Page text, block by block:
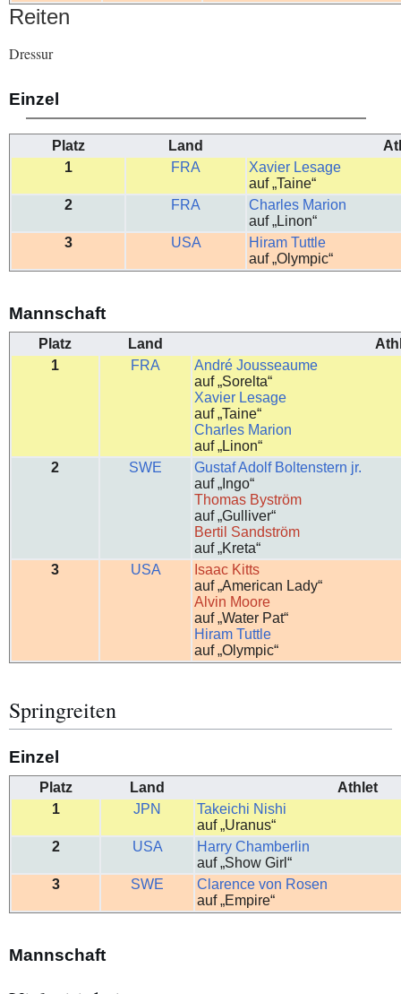
Reiten
Dressur
Einzel
Platz Land
1
FRA
Xavier Lesage
auf „Taine“
2
FRA
Charles Marion
auf „Linon“
3
USA
Hiram Tuttle
auf „Olympic“
Mannschaft
Platz Land
1
FRA
André Jousseaume
auf „Sorelta“
Xavier Lesage
auf „Taine“
Charles Marion
auf „Linon“
2
SWE
Gustaf Adolf Boltenstern jr.
auf „Ingo“
Thomas Byström
auf „Gulliver“
Bertil Sandström
auf „Kreta“
3
USA
Isaac Kitts
auf „American Lady“
Alvin Moore
auf „Water Pat“
Hiram Tuttle
auf „Olympic“
Springreiten
Einzel
Platz Land
Athlet
1
JPN
Takeichi Nishi
auf „Uranus“
2
USA
Harry Chamberlin
auf „Show Girl“
3
SWE
Clarence von Rosen
auf „Empire“
Mannschaft